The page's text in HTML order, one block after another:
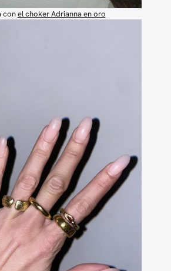
conel choker Adrianna en oro